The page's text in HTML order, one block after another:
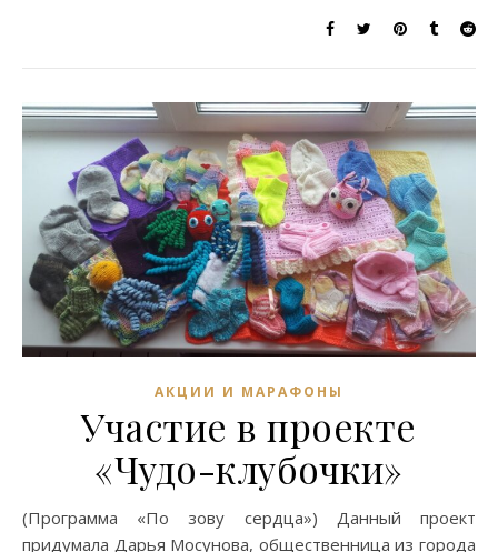
АКЦИИ И МАРАФОНЫ
Участие в проекте
«Чудо-клубочки»
(Программа «По зову сердца») Данный проект
придумала Дарья Мосунова, общественница из города